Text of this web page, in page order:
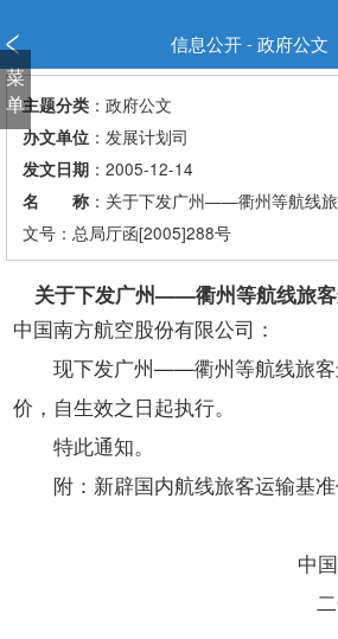
信息公开 - 政府公文
菜
单主题分类：政府公文
办文单位：发展计划司
发文日期：2005-12-14
名 称：关于下发广州——衢州等航线
文号：总局厅函[2005]288号
关于下发广州——衢州等航线旅
中国南方航空股份有限公司：
现下发广州——衢州等航线旅客
价，自生效之日起执行。
特此通知。
附：新辟国内航线旅客运输基准
中国
窗
口
打
开
明
按
加
波